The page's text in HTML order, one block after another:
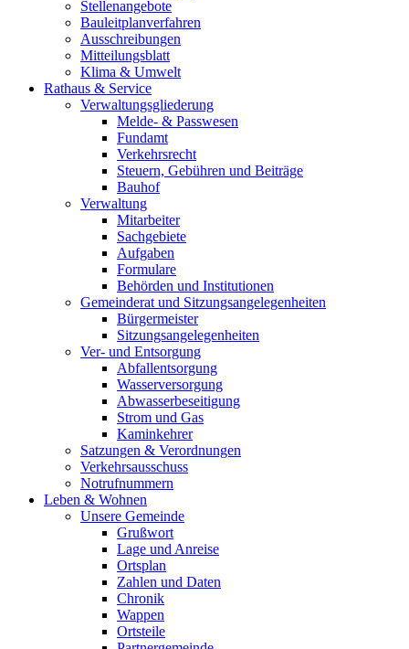
Stellenangebote
Bauleitplanverfahren
Ausschreibungen
Mitteilungsblatt
Klima & Umwelt
Rathaus & Service
Verwaltungsgliederung
Melde- & Passwesen
Fundamt
Verkehrsrecht
Steuern, Gebühren und Beiträge
Bauhof
Verwaltung
Mitarbeiter
Sachgebiete
Aufgaben
Formulare
Behörden und Institutionen
Gemeinderat und Sitzungsangelegenheiten
Bürgermeister
Sitzungsangelegenheiten
Ver- und Entsorgung
Abfallentsorgung
Wasserversorgung
Abwasserbeseitigung
Strom und Gas
Kaminkehrer
Satzungen & Verordnungen
Verkehrsausschuss
Notrufnummern
Leben & Wohnen
Unsere Gemeinde
Grußwort
Lage und Anreise
Ortsplan
Zahlen und Daten
Chronik
Wappen
Ortsteile